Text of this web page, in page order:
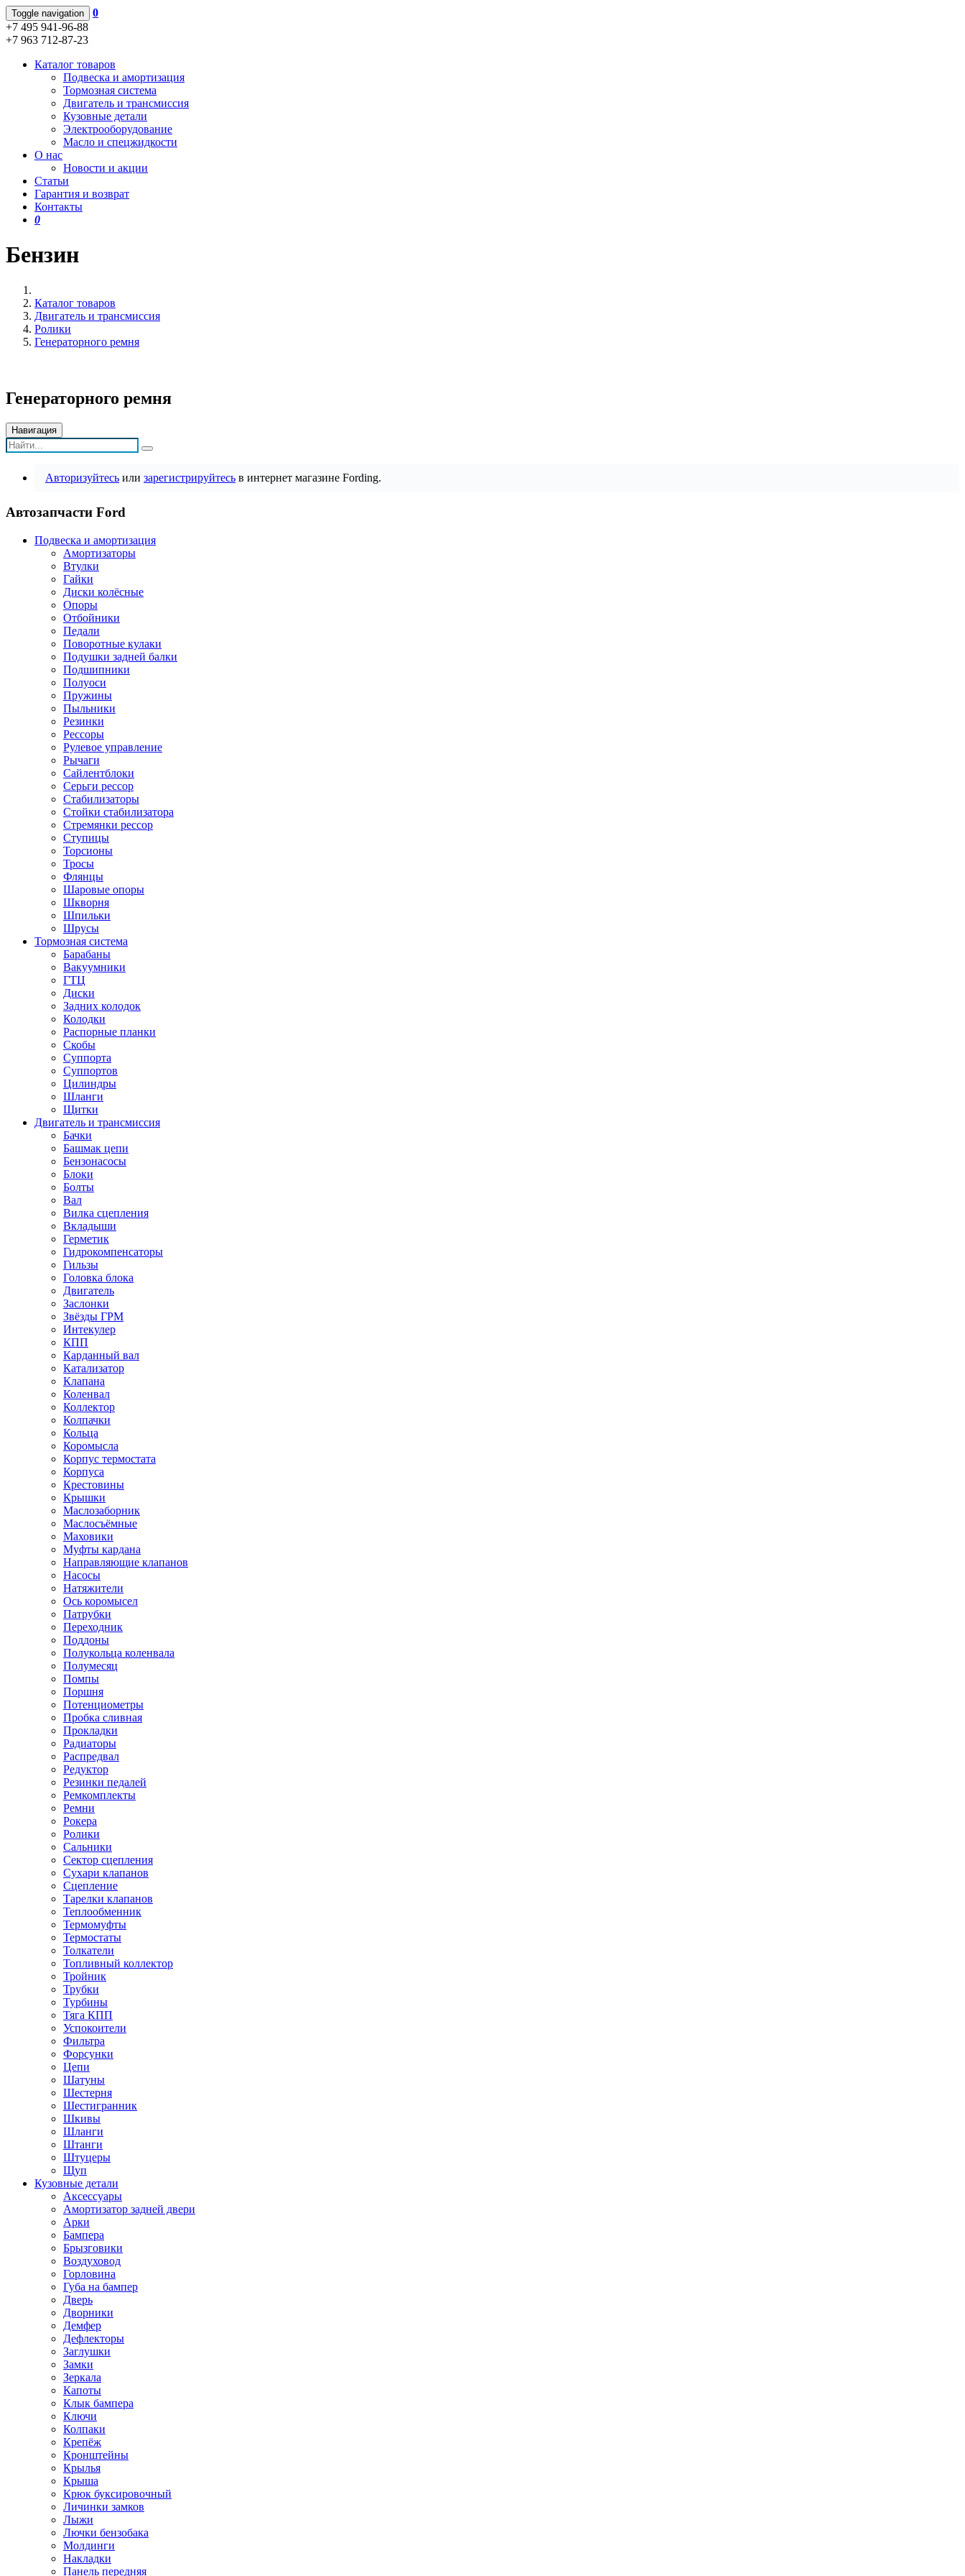
Toggle navigation
0
+7 495 941-96-88
+7 963 712-87-23
Каталог товаров
Подвеска и амортизация
Тормозная система
Двигатель и трансмиссия
Кузовные детали
Электрооборудование
Масло и спецжидкости
О нас
Новости и акции
Статьи
Гарантия и возврат
Контакты
0
Бензин
Каталог товаров
Двигатель и трансмиссия
Ролики
Генераторного ремня
Генераторного ремня
Навигация
Авторизуйтесь или зарегистрируйтесь в интернет магазине Fording.
Автозапчасти Ford
Подвеска и амортизация
Амортизаторы
Втулки
Гайки
Диски колёсные
Опоры
Отбойники
Педали
Поворотные кулаки
Подушки задней балки
Подшипники
Полуоси
Пружины
Пыльники
Резинки
Рессоры
Рулевое управление
Рычаги
Сайлентблоки
Серьги рессор
Стабилизаторы
Стойки стабилизатора
Стремянки рессор
Ступицы
Торсионы
Тросы
Флянцы
Шаровые опоры
Шкворня
Шпильки
Шрусы
Тормозная система
Барабаны
Вакуумники
ГТЦ
Диски
Задних колодок
Колодки
Распорные планки
Скобы
Суппорта
Суппортов
Цилиндры
Шланги
Щитки
Двигатель и трансмиссия
Бачки
Башмак цепи
Бензонасосы
Блоки
Болты
Вал
Вилка сцепления
Вкладыши
Герметик
Гидрокомпенсаторы
Гильзы
Головка блока
Двигатель
Заслонки
Звёзды ГРМ
Интекулер
КПП
Карданный вал
Катализатор
Клапана
Коленвал
Коллектор
Колпачки
Кольца
Коромысла
Корпус термостата
Корпуса
Крестовины
Крышки
Маслозаборник
Маслосъёмные
Маховики
Муфты кардана
Направляющие клапанов
Насосы
Натяжители
Ось коромысел
Патрубки
Переходник
Поддоны
Полукольца коленвала
Полумесяц
Помпы
Поршня
Потенциометры
Пробка сливная
Прокладки
Радиаторы
Распредвал
Редуктор
Резинки педалей
Ремкомплекты
Ремни
Рокера
Ролики
Сальники
Сектор сцепления
Сухари клапанов
Сцепление
Тарелки клапанов
Теплообменник
Термомуфты
Термостаты
Толкатели
Топливный коллектор
Тройник
Трубки
Турбины
Тяга КПП
Успокоители
Фильтра
Форсунки
Цепи
Шатуны
Шестерня
Шестигранник
Шкивы
Шланги
Штанги
Штуцеры
Щуп
Кузовные детали
Аксессуары
Амортизатор задней двери
Арки
Бампера
Брызговики
Воздуховод
Горловина
Губа на бампер
Дверь
Дворники
Демфер
Дефлекторы
Заглушки
Замки
Зеркала
Капоты
Клык бампера
Ключи
Колпаки
Крепёж
Кронштейны
Крылья
Крыша
Крюк буксировочный
Личинки замков
Лыжи
Лючки бензобака
Молдинги
Накладки
Панель передняя